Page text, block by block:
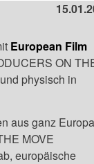
European Film
ON
physisch in
aus ganz
MOVE
europäische